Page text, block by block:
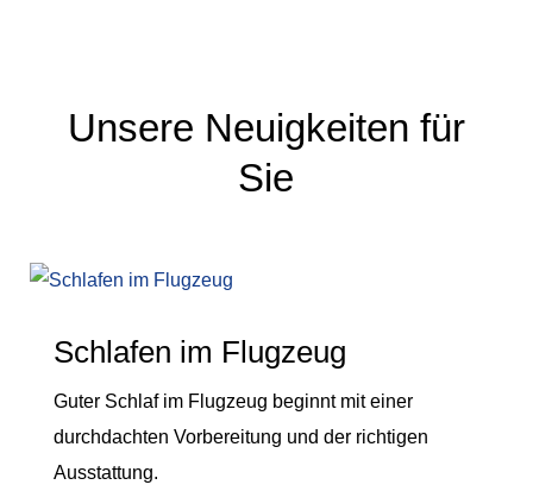
Unsere Neuigkeiten für
Sie
Schlafen im Flugzeug
Guter Schlaf im Flugzeug beginnt mit einer
durchdachten Vorbereitung und der richtigen
Ausstattung.